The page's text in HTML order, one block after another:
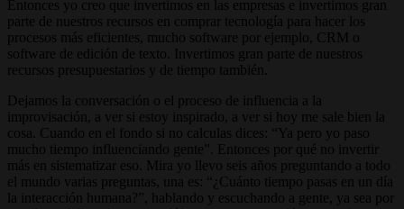
Entonces yo creo que invertimos en las empresas e invertimos gran
parte de nuestros recursos en comprar tecnología para hacer los
procesos más eficientes, mucho software por ejemplo, CRM o
software de edición de texto. Invertimos gran parte de nuestros
recursos presupuestarios y de tiempo también.
Dejamos la conversación o el proceso de influencia a la
improvisación, a ver si estoy inspirado, a ver si hoy me sale bien la
cosa. Cuando en el fondo si no calculas dices: “Ya pero yo paso
mucho tiempo influenciando gente”. Entonces por qué no invertir
más en sistematizar eso. Mira yo llevo seis años preguntando a todo
el mundo varias preguntas, una es: “¿Cuánto tiempo pasas en un día
la interacción humana?”, hablando y escuchando a gente, ya sea por